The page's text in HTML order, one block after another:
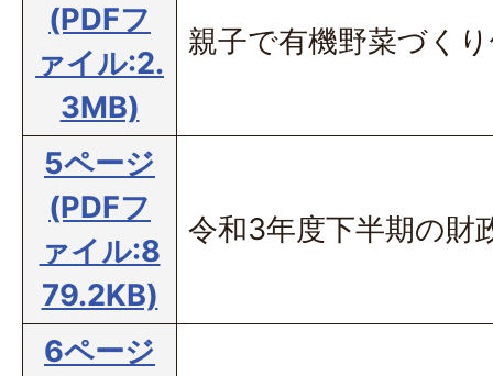
(PDFフ
ァイル:2.
3MB)
親子で有機野菜づく
5ページ
(PDFフ
ァイル:8
79.2KB)
令和3年度下半期の財
6ページ